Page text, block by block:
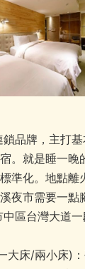
鎖品牌，主打
。就是睡一晚
準化。地點離
夜市需要一點
中區台灣大道
大床/兩小床)